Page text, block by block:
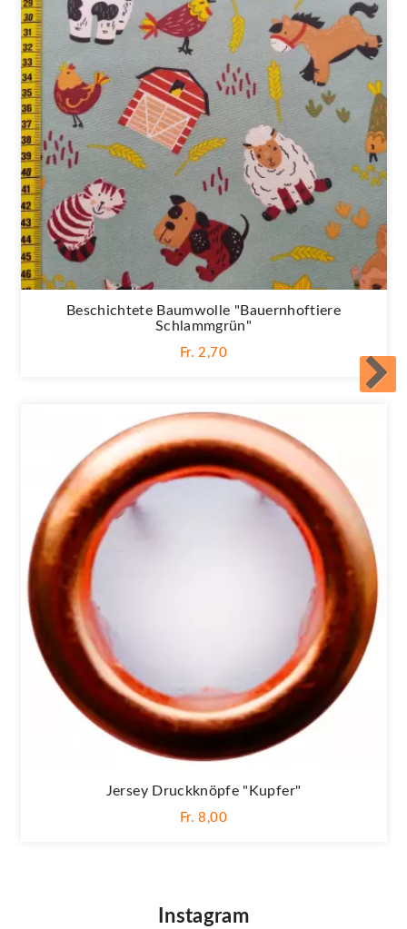
Beschichtete Baumwolle "Bauernhoftiere
Schlammgrün"
Fr. 2,70
Jersey Druckknöpfe "Kupfer"
Fr. 8,00
Instagram